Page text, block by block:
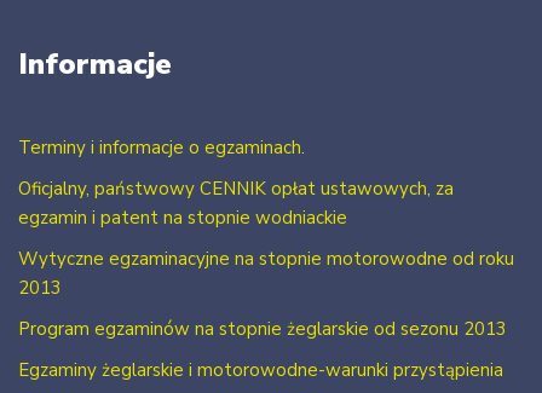
Informacje
Terminy i informacje o egzaminach.
Oficjalny, państwowy CENNIK opłat ustawowych, za
egzamin i patent na stopnie wodniackie
Wytyczne egzaminacyjne na stopnie motorowodne od roku
2013
Program egzaminów na stopnie żeglarskie od sezonu 2013
Egzaminy żeglarskie i motorowodne-warunki przystąpienia